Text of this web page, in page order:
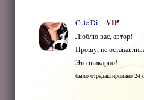
Cute Di VIP
Люблю вас, автор!
Прошу, не
Это шикарно!
было отредактировано 24